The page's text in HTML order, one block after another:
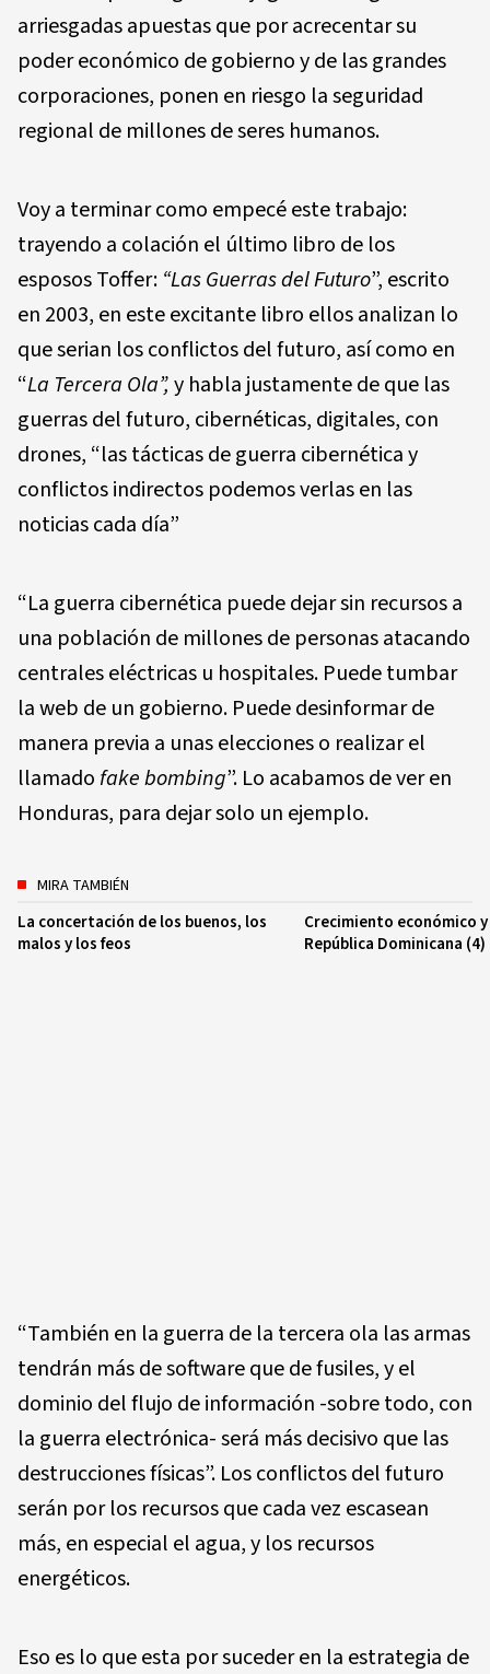
arriesgadas apuestas que por acrecentar su
poder económico de gobierno y de las grandes
corporaciones, ponen en riesgo la seguridad
regional de millones de seres humanos.
Voy a terminar como empecé este trabajo:
trayendo a colación el último libro de los
esposos Toffer: “Las Guerras del Futuro”, escrito
en 2003, en este excitante libro ellos analizan lo
que serian los conflictos del futuro, así como en
“La Tercera Ola”,y habla justamente de que las
guerras del futuro, cibernéticas, digitales, con
drones, “las tácticas de guerra cibernética y
conflictos indirectos podemos verlas en las
noticias cada día”
“La guerra cibernética puede dejar sin recursos a
una población de millones de personas atacando
centrales eléctricas u hospitales. Puede tumbar
la web de un gobierno. Puede desinformar de
manera previa a unas elecciones o realizar el
llamado fake bombing”. Lo acabamos de ver en
Honduras, para dejar solo un ejemplo.
MIRA TAMBIÉN
La concertación de los buenos, los
malos y los feos
Crecimiento económico
República Dominicana (4)
“También en la guerra de la tercera ola las armas
tendrán más de software que de fusiles, y el
dominio del flujo de información -sobre todo, con
la guerra electrónica- será más decisivo que las
destrucciones físicas”. Los conflictos del futuro
serán por los recursos que cada vez escasean
más, en especial el agua, y los recursos
energéticos.
Eso es lo que esta por suceder en la estrategia de